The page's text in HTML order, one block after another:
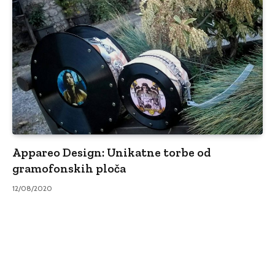
Appareo Design: Unikatne torbe od
gramofonskih ploča
12/08/2020